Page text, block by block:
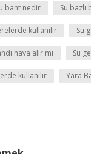
bant nedir Su
kullanılır Su
hava alır mı Su
kullanılır Yara